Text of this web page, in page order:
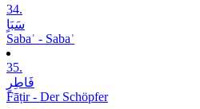
34.
سَبَاٍ
Sabaʾ - Sabaʾ
35.
فَاطِرٍ
Fāṭir - Der Schöpfer